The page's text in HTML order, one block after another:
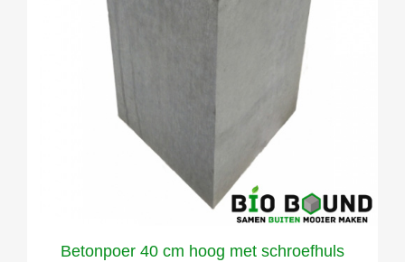
Betonpoer 40 cm hoog met schroefhuls